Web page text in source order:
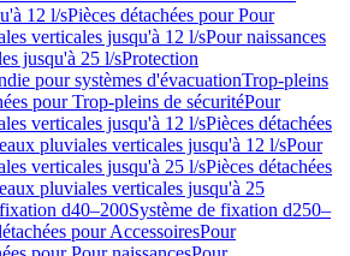
12 l/sPièces détachées pour Pour
verticales jusqu'à 12 l/sPour naissances
jusqu'à 25 l/sProtection
pour systèmes d'évacuationTrop-pleins
pour Trop-pleins de sécuritéPour
verticales jusqu'à 12 l/sPièces détachées
pluviales verticales jusqu'à 12 l/sPour
verticales jusqu'à 25 l/sPièces détachées
pluviales verticales jusqu'à 25
d40–200Système de fixation d250–
pour AccessoiresPour